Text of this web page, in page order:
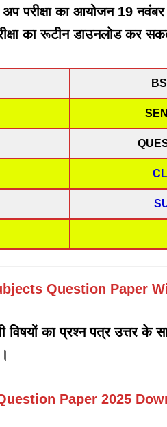
अप परीक्षा का आयोजन 19
का रूटीन डाउनलोड कर
Question Paper
विषयों का प्रश्न पत्र उत्तर के
Paper 2025